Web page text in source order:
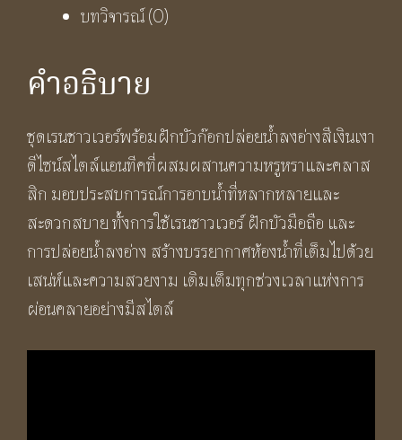
บทวิจารณ์ (0)
คำอธิบาย
ชุดเรนชาวเวอร์พร้อมฝักบัวก๊อกปล่อยน้ำลงอ่างสีเงินเงา
ดีไซน์สไตล์แอนทีคที่ผสมผสานความหรูหราและคลาส
สิก มอบประสบการณ์การอาบน้ำที่หลากหลายและ
สะดวกสบาย ทั้งการใช้เรนชาวเวอร์ ฝักบัวมือถือ และ
การปล่อยน้ำลงอ่าง สร้างบรรยากาศห้องน้ำที่เต็มไปด้วย
เสน่ห์และความสวยงาม เติมเต็มทุกช่วงเวลาแห่งการ
ผ่อนคลายอย่างมีสไตล์